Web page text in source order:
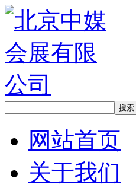
网站首页
关于我们